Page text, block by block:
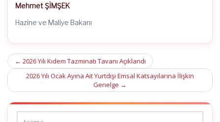
Mehmet ŞİMŞEK
Hazine ve Maliye Bakanı
Post
navigation
← 2026 Yılı Kıdem Tazminatı Tavanı Açıklandı
2026 Yılı Ocak Ayına Ait Yurtdışı Emsal Katsayılarına İlişkin
Genelge →